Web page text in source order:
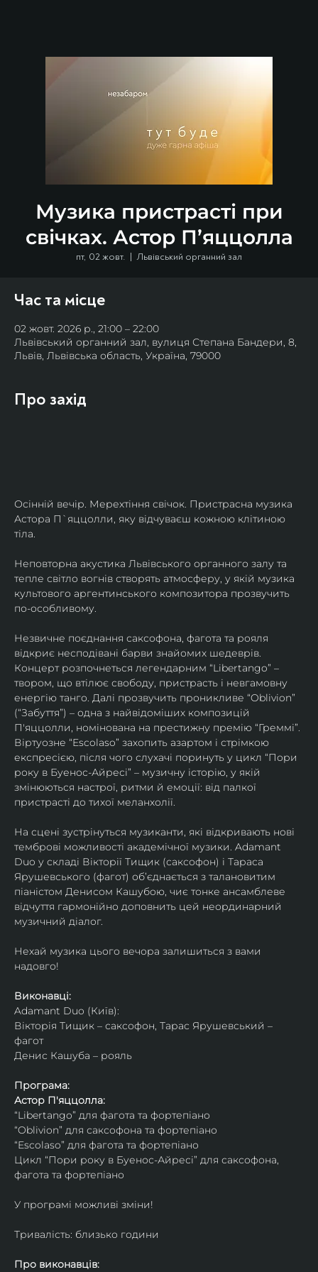
Музика пристрасті при
свічках. Астор П’яццолла
пт, 02 жовт.
  |
Львівський органний зал
Час та місце
02 жовт. 2026 р., 21:00 – 22:00
Львівський органний зал, вулиця Степана Бандери, 8,
Львів, Львівська область, Україна, 79000
Про захід
Осінній вечір. Мерехтіння свічок. Пристрасна музика
Астора П`яццолли, яку відчуваєш кожною клітиною
тіла.
Неповторна акустика Львівського органного залу та
тепле світло вогнів створять атмосферу, у якій музика
культового аргентинського композитора прозвучить
по-особливому.
Незвичне поєднання саксофона, фагота та рояля
відкриє несподівані барви знайомих шедеврів.
Концерт розпочнеться легендарним “Libertango” –
твором, що втілює свободу, пристрасть і невгамовну
енергію танго. Далі прозвучить проникливе “Oblivion”
(“Забуття”) – одна з найвідоміших композицій
П'яццолли, номінована на престижну премію “Греммі”.
Віртуозне “Escolaso” захопить азартом і стрімкою
експресією, після чого слухачі поринуть у цикл “Пори
року в Буенос-Айресі” – музичну історію, у якій
змінюються настрої, ритми й емоції: від палкої
пристрасті до тихої меланхолії.
На сцені зустрінуться музиканти, які відкривають нові
темброві можливості академічної музики. Adamant
Duo у складі Вікторії Тищик (саксофон) і Тараса
Ярушевського (фагот) об’єднається з талановитим
піаністом Денисом Кашубою, чиє тонке ансамблеве
відчуття гармонійно доповнить цей неординарний
музичний діалог.
Нехай музика цього вечора залишиться з вами
надовго!
Виконавці:
Adamant Duo (Київ):
Вікторія Тищик – саксофон, Тарас Ярушевський –
фагот
Денис Кашуба – рояль
Програма:
Астор П'яццолла:
“Libertango” для фагота та фортепіано
“Oblivion” для саксофона та фортепіано
“Escolaso” для фагота та фортепіано
Цикл “Пори року в Буенос-Айресі” для саксофона,
фагота та фортепіано
У програмі можливі зміни!
Тривалість: близько години
Про виконавців: